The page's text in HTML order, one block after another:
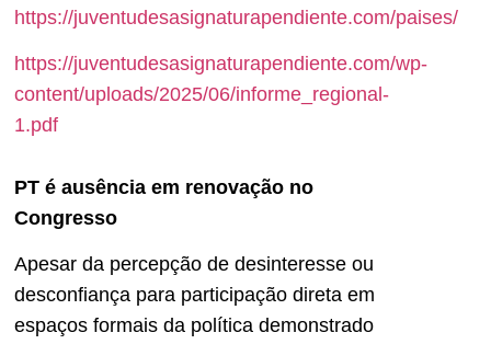
https://juventudesasignaturapendiente.com/paises/
https://juventudesasignaturapendiente.com/wp-
content/uploads/2025/06/informe_regional-
1.pdf
PT é ausência em renovação no
Congresso
Apesar da percepção de desinteresse ou
desconfiança para participação direta em
espaços formais da política demonstrado